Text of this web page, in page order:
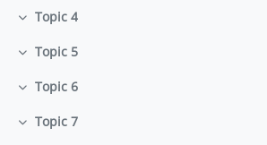
Einklappen
Topic 4
Einklappen
Topic 5
Einklappen
Topic 6
Einklappen
Topic 7